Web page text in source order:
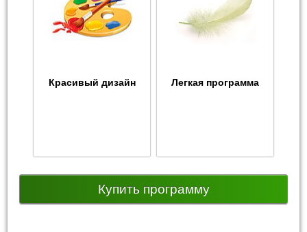
Красивый дизайн Легкая программа
Купить программу